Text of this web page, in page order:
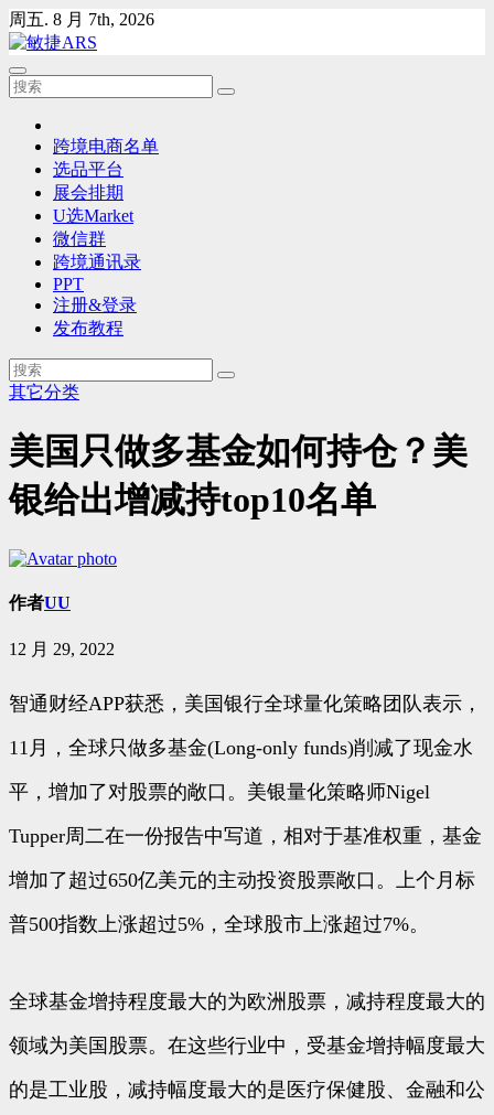
Skip
to
content
周五. 8 月 7th, 2026
跨境电商名单
选品平台
展会排期
U选Market
微信群
跨境通讯录
PPT
注册&登录
发布教程
其它分类
美国只做多基金如何持仓？美
银给出增减持top10名单
作者UU
12 月 29, 2022
智通财经APP获悉，美国银行全球量化策略团队表示，
11月，全球只做多基金(Long-only funds)削减了现金水
平，增加了对股票的敞口。美银量化策略师Nigel
Tupper周二在一份报告中写道，相对于基准权重，基金
增加了超过650亿美元的主动投资股票敞口。上个月标
普500指数上涨超过5%，全球股市上涨超过7%。
全球基金增持程度最大的为欧洲股票，减持程度最大的
领域为美国股票。在这些行业中，受基金增持幅度最大
的是工业股，减持幅度最大的是医疗保健股、金融和公